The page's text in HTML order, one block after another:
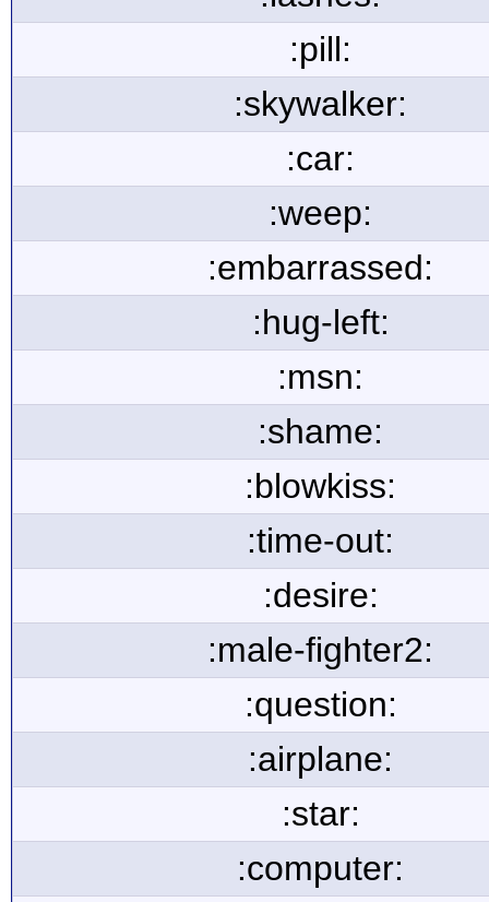
:pill:
:skywalker:
:car:
:weep:
:embarrassed:
:hug-left:
:msn:
:shame:
:blowkiss:
:time-out:
:desire:
:male-fighter2:
:question:
:airplane:
:star:
:computer: